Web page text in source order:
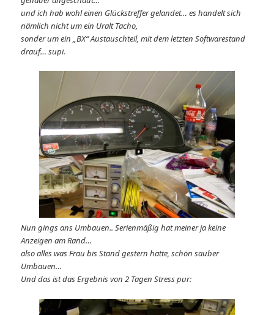
und ich hab wohl einen Glückstreffer gelandet… es handelt sich
nämlich nicht um ein Uralt Tacho,
sonder um ein „BX“ Austauschteil, mit dem letzten Softwarestand
drauf… supi.
Nun gings ans Umbauen.. Serienmäßig hat meiner ja keine
Anzeigen am Rand…
also alles was Frau bis Stand gestern hatte, schön sauber
Umbauen…
Und das ist das Ergebnis von 2 Tagen Stress pur: